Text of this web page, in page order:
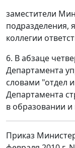
заместители
подразделения,
коллегии
6. В абзаце
Департамента
словами "отдел
Департамента
в образовании и
Приказ